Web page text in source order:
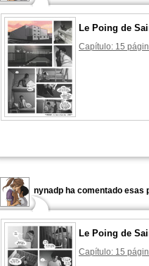
Le Poing de
Capítulo: 15
nynadp ha comentado esas
Le Poing de
Capítulo: 15